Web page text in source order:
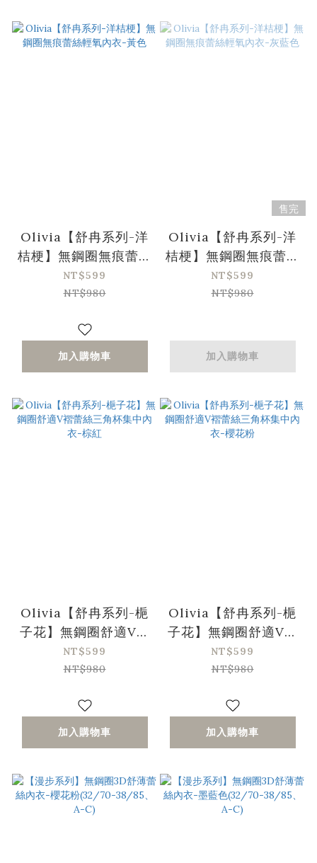
Olivia【舒冉系列-洋
桔梗】無鋼圈無痕蕾絲
輕氧內衣-黃色
NT$599
NT$980
加入購物車
售完
Olivia【舒冉系列-洋
桔梗】無鋼圈無痕蕾絲
輕氧內衣-灰藍色
NT$599
NT$980
加入購物車
Olivia【舒冉系列-梔
子花】無鋼圈舒適V褶
蕾絲三角杯集中內衣-
棕紅
NT$599
NT$980
加入購物車
Olivia【舒冉系列-梔
子花】無鋼圈舒適V褶
蕾絲三角杯集中內衣-
櫻花粉
NT$599
NT$980
加入購物車